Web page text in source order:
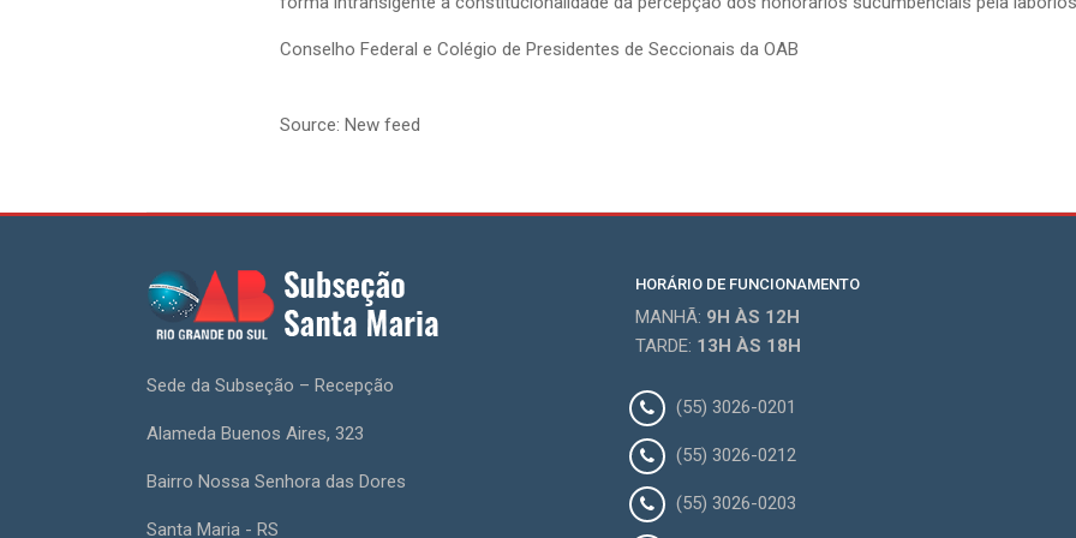
Conselho Federal e Colégio de Presidentes de Seccionais da OAB
Source: New feed
Sede da Subseção – Recepção
Alameda Buenos Aires, 323
Bairro Nossa Senhora das Dores
Santa Maria - RS
HORÁRIO DE FUNCIONAMENTO
MANHÃ: 9H ÀS 12H
TARDE: 13H ÀS 18H
(55) 3026-0201
(55) 3026-0212
(55) 3026-0203